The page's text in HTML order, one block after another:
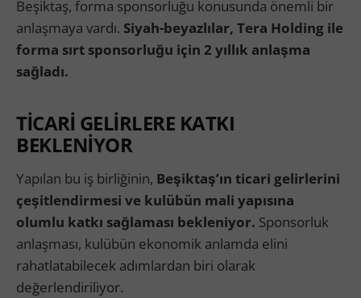
Beşiktaş, forma sponsorluğu konusunda önemli bir
anlaşmaya vardı. Siyah-beyazlılar, Tera Holding ile
forma sırt sponsorluğu için 2 yıllık anlaşma
sağladı.
TİCARİ GELİRLERE KATKI
BEKLENİYOR
Yapılan bu iş birliğinin, Beşiktaş’ın ticari gelirlerini
çeşitlendirmesi ve kulübün mali yapısına
olumlu katkı sağlaması bekleniyor. Sponsorluk
anlaşması, kulübün ekonomik anlamda elini
rahatlatabilecek adımlardan biri olarak
değerlendiriliyor.